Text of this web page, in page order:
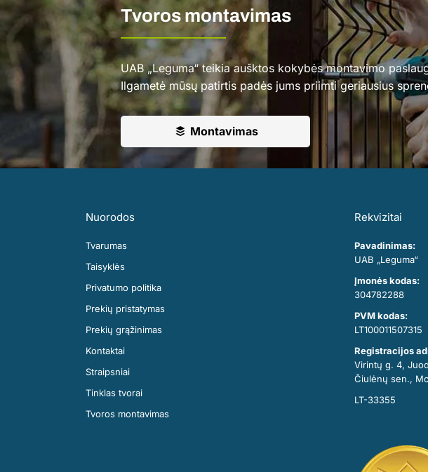
Tvoros montavimas
UAB „Leguma“ teikia aušktos kokybės montavimo
Ilgametė mūsų patirtis padės jums priimti geriausius
Montavimas
Nuorodos
Tvarumas
Taisyklės
Privatumo politika
Prekių pristatymas
Prekių grąžinimas
Kontaktai
Straipsniai
Tinklas tvorai
Tvoros montavimas
Rekvizitai
Pavadinimas:
UAB „Leguma“
Įmonės kodas:
304782288
PVM kodas:
LT100011507315
Registracijos
Virintų g. 4,
Čiulėnų sen.,
LT-33355